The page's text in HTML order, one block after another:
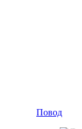
Повод